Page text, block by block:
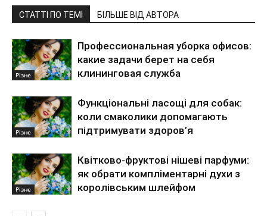
СТАТТІ ПО ТЕМІ БІЛЬШЕ ВІД АВТОРА
Різне
Профессиональная уборка офисов:
какие задачи берет на себя
клининговая служба
Різне
Функціональні ласощі для собак:
коли смаколики допомагають
підтримувати здоров’я
Різне
Квітково-фруктові нішеві парфуми:
як обрати компліментарні духи з
королівським шлейфом